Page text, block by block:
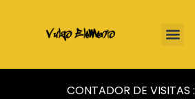
CONTADOR DE VISITAS :